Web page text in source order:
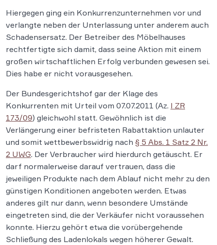
Hiergegen ging ein Konkurrenzunternehmen vor und
verlangte neben der Unterlassung unter anderem auch
Schadensersatz. Der Betreiber des Möbelhauses
rechtfertigte sich damit, dass seine Aktion mit einem
großen wirtschaftlichen Erfolg verbunden gewesen sei.
Dies habe er nicht vorausgesehen.
Der Bundesgerichtshof gar der Klage des
Konkurrenten mit Urteil vom 07.07.2011 (Az. I ZR
173/09) gleichwohl statt. Gewöhnlich ist die
Verlängerung einer befristeten Rabattaktion unlauter
und somit wettbewerbswidrig nach § 5 Abs. 1 Satz 2 Nr.
2 UWG. Der Verbraucher wird hierdurch getäuscht. Er
darf normalerweise darauf vertrauen, dass die
jeweiligen Produkte nach dem Ablauf nicht mehr zu den
günstigen Konditionen angeboten werden. Etwas
anderes gilt nur dann, wenn besondere Umstände
eingetreten sind, die der Verkäufer nicht voraussehen
konnte. Hierzu gehört etwa die vorübergehende
Schließung des Ladenlokals wegen höherer Gewalt.